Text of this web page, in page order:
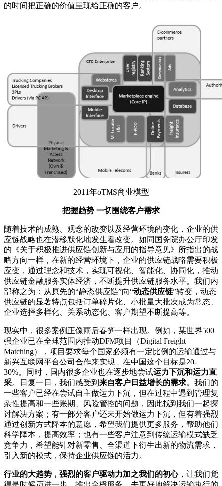
的时间把正确的价值呈现给正确的客户。
2011年oTMS商业模型
把握趋势 一切围绕客户需求
随着技术的成熟、观念的改变以及经营环境的变化，企业的供
应链战略也在潜移默化地发生着改变。如同国务院办公厅印发
的《关于积极推进供应链创新与应用的指导意见》所指出的战
略方向一样，在新的经营环境下，企业的供应链战略需要积极
应变，通过理念和技术，实现可视化、智能化、协同化，推动
供应链金融服务实体经济，不断提升供应链服务水平。我们内
部称之为：从原先的“静态供应链”向“动态供应链”转变，动态
供应链的显著特点包括订单碎片化、小批量大批次成为常态、
企业选择多样化、关系动态化、客户期望不断提高等。
现实中，很多案例正像雨后春笋一样出现。例如，某世界500
强企业已在全球范围内推动DFM项目（Digital Freight
Matching），项目要求每个国家必须有一定比例的运输通过与
新兴互联网平台公司合作来实现，在中国这个目标是20-
30%。同时，国内很多企业也在逐步地尝试运力下沉和运力直
采。日复一日，我们感受到 来自客户日益增长的需求。我们的
一些客户已经在尝试自主做运力下沉，但在过程中遇到管理复
杂性提高和一些账期、风险管控的问题，因此找到我们一起探
讨解决方案；有一部分客户还未开始做运力下沉，但有着强烈
通过创新方式降本的意愿，希望我们提供更多服务，帮助他们
科学降本，提高效率；也有一些客户注意到传统运输模式缺乏
竞争力，希望能针对新零售、全渠道下衍生出新的物流需求，
引入新的模式，保持企业供应链的活力。
行业的大趋势，强烈的客户驱动力加之我们的初心，让我们觉
得是时候迈进一步，推出全橙服务，去更好地解决运输执行的